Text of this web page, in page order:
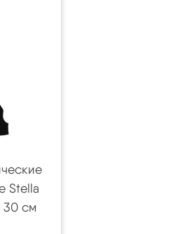
Stella
30 см